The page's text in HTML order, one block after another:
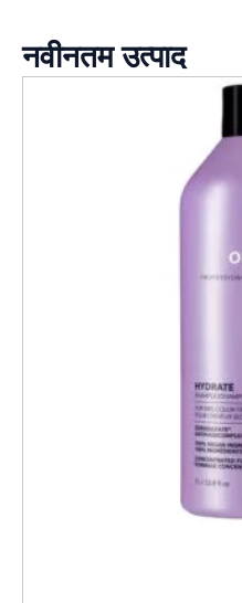
नवीनतम उत्पाद